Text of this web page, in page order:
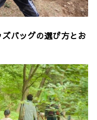
バッグの選び方とお